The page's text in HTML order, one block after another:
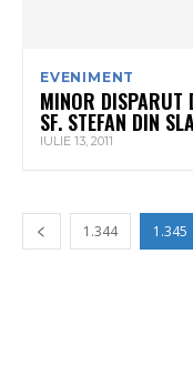
EVENIMENT
MINOR DISPARUT
SF. STEFAN DIN
IULIE 13, 2011
1.344 1.345